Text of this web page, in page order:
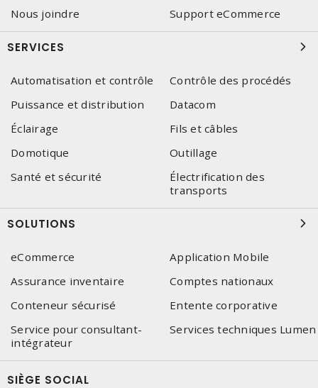
Nous joindre
Support eCommerce
SERVICES
Automatisation et contrôle
Contrôle des procédés
Puissance et distribution
Datacom
Éclairage
Fils et câbles
Domotique
Outillage
Santé et sécurité
Électrification des
transports
SOLUTIONS
eCommerce
Application Mobile
Assurance inventaire
Comptes nationaux
Conteneur sécurisé
Entente corporative
Service pour consultant-
intégrateur
Services techniques Lumen
SIÈGE SOCIAL